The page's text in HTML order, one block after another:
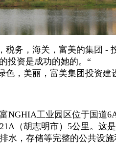
，海关，富美的集团 -
投资是成功的她的。“
美丽，富美集团投资建设
NGHIA工业园区位于国道
（胡志明市）5公里。这
水，存储等完整的公共设施